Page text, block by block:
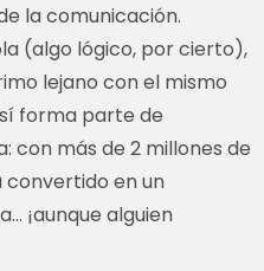
la comunicación.
(algo lógico, por cierto),
lejano con el mismo
forma parte de
con más de 2 millones de
convertido en un
¡aunque alguien